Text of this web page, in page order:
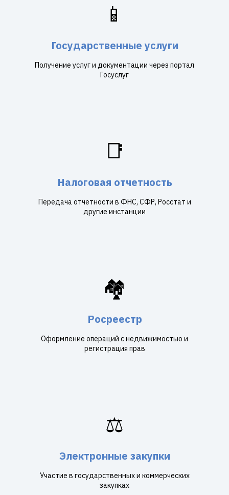
📱
Государственные услуги
Получение услуг и документации через портал
Госуслуг
📑
Налоговая отчетность
Передача отчетности в ФНС, СФР, Росстат и
другие инстанции
🏘️
Росреестр
Оформление операций с недвижимостью и
регистрация прав
⚖️
Электронные закупки
Участие в государственных и коммерческих
закупках